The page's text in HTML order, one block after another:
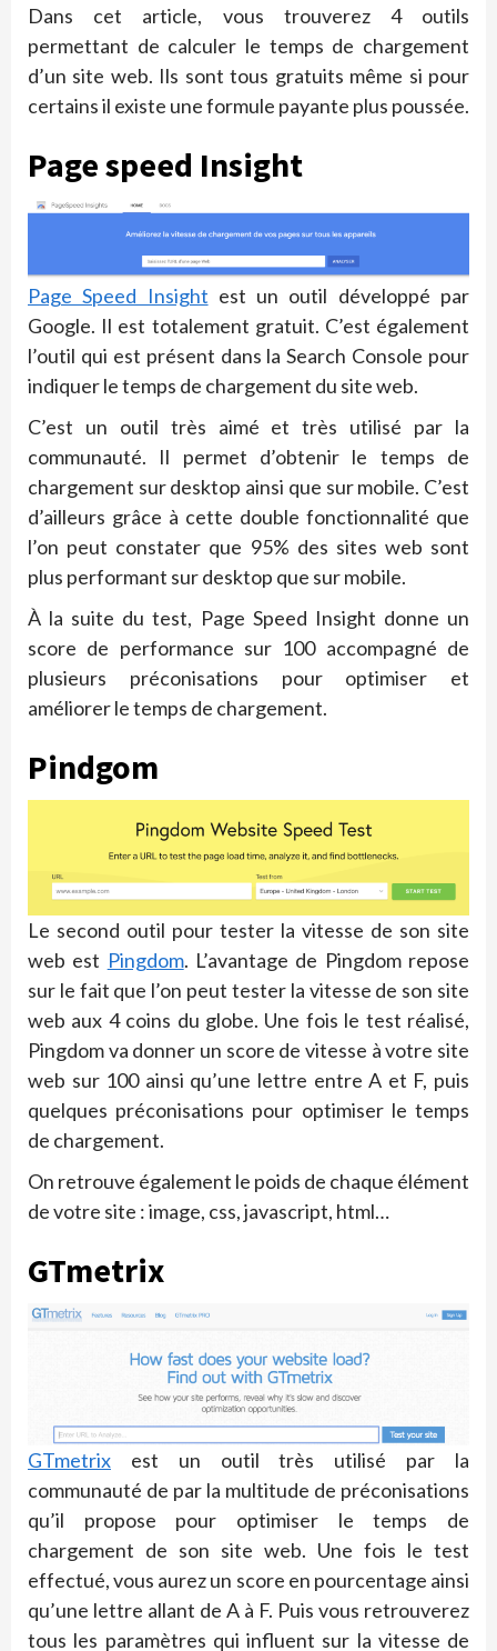
Dans cet article, vous trouverez 4 outils
permettant de calculer le temps de chargement
d’un site web. Ils sont tous gratuits même si pour
certains il existe une formule payante plus poussée.
Page speed Insight
Page Speed Insight est un outil développé par
Google. Il est totalement gratuit. C’est également
l’outil qui est présent dans la Search Console pour
indiquer le temps de chargement du site web.
C’est un outil très aimé et très utilisé par la
communauté. Il permet d’obtenir le temps de
chargement sur desktop ainsi que sur mobile. C’est
d’ailleurs grâce à cette double fonctionnalité que
l’on peut constater que 95% des sites web sont
plus performant sur desktop que sur mobile.
À la suite du test, Page Speed Insight donne un
score de performance sur 100 accompagné de
plusieurs préconisations pour optimiser et
améliorer le temps de chargement.
Pindgom
Le second outil pour tester la vitesse de son site
web est Pingdom. L’avantage de Pingdom repose
sur le fait que l’on peut tester la vitesse de son site
web aux 4 coins du globe. Une fois le test réalisé,
Pingdom va donner un score de vitesse à votre site
web sur 100 ainsi qu’une lettre entre A et F, puis
quelques préconisations pour optimiser le temps
de chargement.
On retrouve également le poids de chaque élément
de votre site : image, css, javascript, html…
GTmetrix
GTmetrix est un outil très utilisé par la
communauté de par la multitude de préconisations
qu’il propose pour optimiser le temps de
chargement de son site web. Une fois le test
effectué, vous aurez un score en pourcentage ainsi
qu’une lettre allant de A à F. Puis vous retrouverez
tous les paramètres qui influent sur la vitesse de